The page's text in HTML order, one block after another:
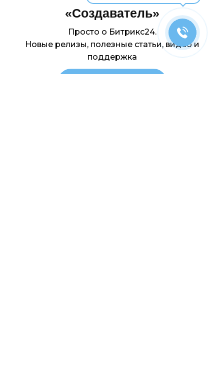
«Создаватель»
Просто о Битрикс24.
Новые релизы, полезные статьи, видео и
поддержка